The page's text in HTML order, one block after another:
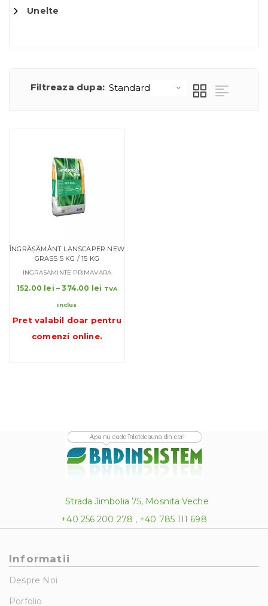
Unelte
Filtreaza dupa:
ÎNGRĂȘĂMÂNT LANSCAPER NEW
GRASS 5 KG / 15 KG
INGRASAMINTE PRIMAVARA
152.00 lei – 374.00 lei
152.00 lei
TVA
inclus
Pret valabil doar pentru
comenzi online.
Strada Jimbolia 75, Mosnita Veche
+40 256 200 278 , +40 785 111 698
Informatii
Despre Noi
Porfolio